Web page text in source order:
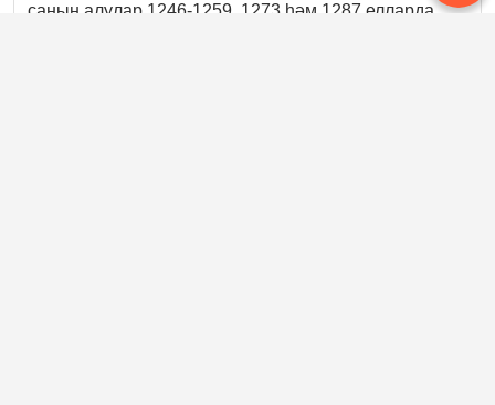
санын алулар 1246-1259, 1273 һәм 1287 елларда